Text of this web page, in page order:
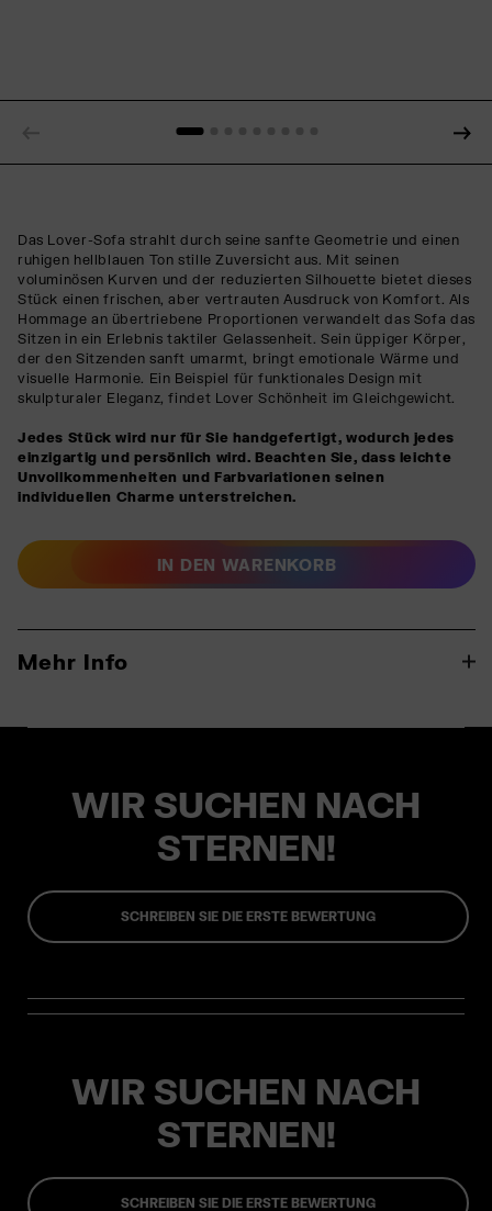
Das Lover-Sofa strahlt durch seine sanfte Geometrie und einen
ruhigen hellblauen Ton stille Zuversicht aus. Mit seinen
voluminösen Kurven und der reduzierten Silhouette bietet dieses
Stück einen frischen, aber vertrauten Ausdruck von Komfort. Als
Hommage an übertriebene Proportionen verwandelt das Sofa das
Sitzen in ein Erlebnis taktiler Gelassenheit. Sein üppiger Körper,
der den Sitzenden sanft umarmt, bringt emotionale Wärme und
visuelle Harmonie. Ein Beispiel für funktionales Design mit
skulpturaler Eleganz, findet Lover Schönheit im Gleichgewicht.
Jedes Stück wird nur für Sie handgefertigt, wodurch jedes
einzigartig und persönlich wird. Beachten Sie, dass leichte
Unvollkommenheiten und Farbvariationen seinen
individuellen Charme unterstreichen.
IN DEN WARENKORB
Mehr Info
WIR SUCHEN NACH
STERNEN!
SCHREIBEN SIE DIE ERSTE BEWERTUNG
WIR SUCHEN NACH
STERNEN!
SCHREIBEN SIE DIE ERSTE BEWERTUNG